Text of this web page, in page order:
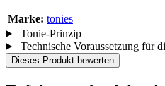
Marke: tonies
Tonie-Prinzip
Technische Voraussetzung für
Dieses Produkt bewerten